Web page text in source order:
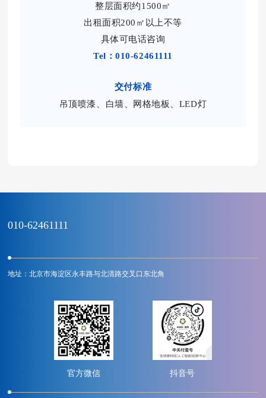
整层面积约1500㎡
出租面积200㎡以上不等
具体可电话咨询
Tel：010-62461111
交付标准
吊顶喷漆、白墙、网格地板、LED灯
010-62461111
地址：北京市海淀区永丰路与北清路交叉口东北角
官方微信 抖音号